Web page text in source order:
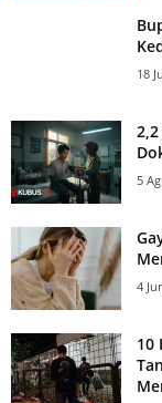
18
5
4
10